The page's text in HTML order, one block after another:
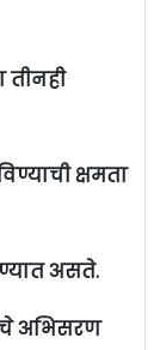
तीनही
क्षमता
असते.
अभिसरण